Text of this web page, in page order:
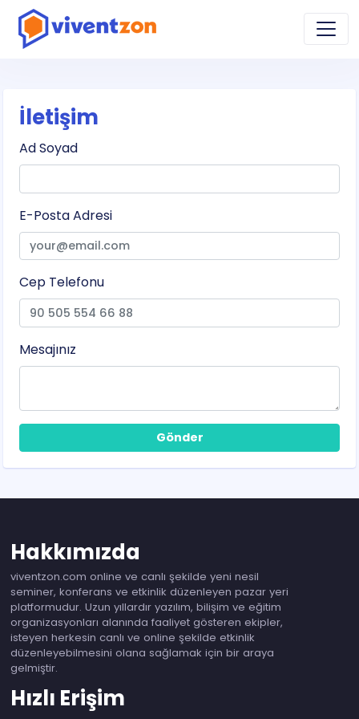
İletişim
Ad Soyad
E-Posta Adresi
Cep Telefonu
Mesajınız
Gönder
Hakkımızda
viventzon.com online ve canlı şekilde yeni nesil
seminer, konferans ve etkinlik düzenleyen pazar yeri
platformudur. Uzun yıllardır yazılım, bilişim ve eğitim
organizasyonları alanında faaliyet gösteren ekipler,
isteyen herkesin canlı ve online şekilde etkinlik
düzenleyebilmesini olana sağlamak için bir araya
gelmiştir.
Hızlı Erişim